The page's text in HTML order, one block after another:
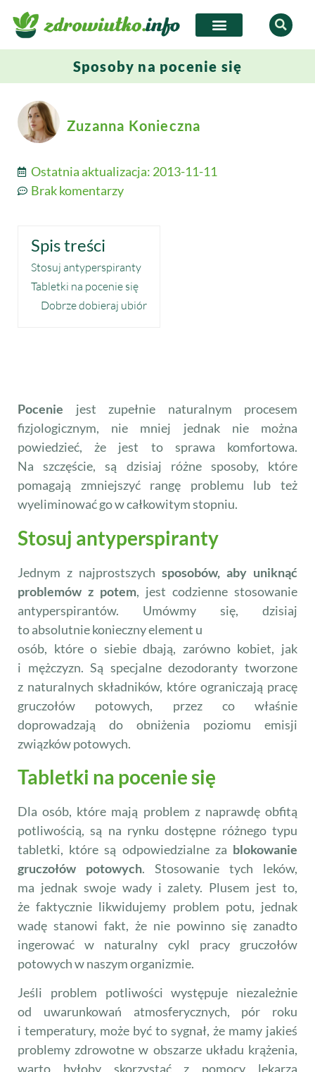
Sposoby na pocenie się
Zuzanna Konieczna
Ostatnia aktualizacja: 2013-11-11
Brak komentarzy
Spis treści
Stosuj antyperspiranty
Tabletki na pocenie się
Dobrze dobieraj ubiór
Pocenie jest zupełnie naturalnym procesem
fizjologicznym, nie mniej jednak nie można
powiedzieć, że jest to sprawa komfortowa.
Na szczęście, są dzisiaj różne sposoby, które
pomagają zmniejszyć rangę problemu lub też
wyeliminować go w całkowitym stopniu.
Stosuj antyperspiranty
Jednym z najprostszych sposobów, aby uniknąć
problemów z potem, jest codzienne stosowanie
antyperspirantów. Umówmy się, dzisiaj
to absolutnie konieczny element u
osób, które o siebie dbają, zarówno kobiet, jak
i mężczyzn. Są specjalne dezodoranty tworzone
z naturalnych składników, które ograniczają pracę
gruczołów potowych, przez co właśnie
doprowadzają do obniżenia poziomu emisji
związków potowych.
Tabletki na pocenie się
Dla osób, które mają problem z naprawdę obfitą
potliwością, są na rynku dostępne różnego typu
tabletki, które są odpowiedzialne za blokowanie
gruczołów potowych. Stosowanie tych leków,
ma jednak swoje wady i zalety. Plusem jest to,
że faktycznie likwidujemy problem potu, jednak
wadę stanowi fakt, że nie powinno się zanadto
ingerować w naturalny cykl pracy gruczołów
potowych w naszym organizmie.
Jeśli problem potliwości występuje niezależnie
od uwarunkowań atmosferycznych, pór roku
i temperatury, może być to sygnał, że mamy jakieś
problemy zdrowotne w obszarze układu krążenia,
warto byłoby skorzystać z pomocy lekarza